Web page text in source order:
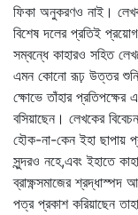
ফিকা অনুকরণও নাই। লেখক
বিশেষ দলের প্রতিই
সম্বন্ধে কাহারও সহিত
এমন কোনো রূঢ় উত্তর
ক্ষোভে তাঁহার প্রতিপক্ষের
বসিয়াছেন। লেখকের
হৌক-না-কেন ইহা ছাপায়
সুন্দরও নহে,এবং ইহাতে
ব্রাক্ষ্ণসমাজের শ্রদ্ধাস্পদ
পত্র প্রকাশ করিয়াছেন